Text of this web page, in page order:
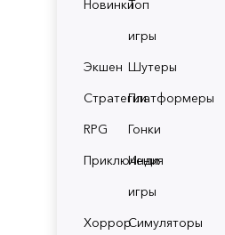
НовинкиТоп
игры
Экшен Шутеры
СтратегииПлатформеры
RPG
Гонки
Приключения
Инди
игры
ХоррорСимуляторы